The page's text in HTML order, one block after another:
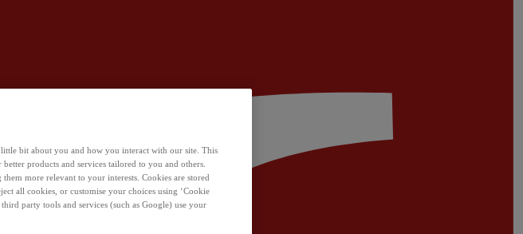
bit about you and how you interact with our site. This
products and services tailored to you and others.
more relevant to your interests. Cookies are stored
all cookies, or customise your choices using ‘Cookie
party tools and services (such as Google) use your